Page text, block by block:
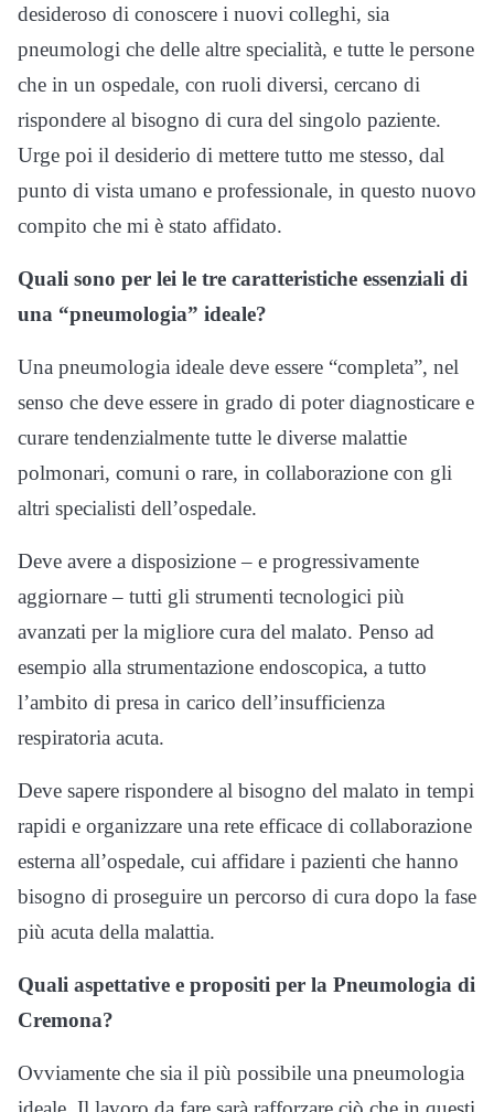
desideroso di conoscere i nuovi colleghi, sia
pneumologi che delle altre specialità, e tutte le persone
che in un ospedale, con ruoli diversi, cercano di
rispondere al bisogno di cura del singolo paziente.
Urge poi il desiderio di mettere tutto me stesso, dal
punto di vista umano e professionale, in questo nuovo
compito che mi è stato affidato.
Quali sono per lei le tre caratteristiche essenziali di
una “pneumologia” ideale?
Una pneumologia ideale deve essere “completa”, nel
senso che deve essere in grado di poter diagnosticare e
curare tendenzialmente tutte le diverse malattie
polmonari, comuni o rare, in collaborazione con gli
altri specialisti dell’ospedale.
Deve avere a disposizione – e progressivamente
aggiornare – tutti gli strumenti tecnologici più
avanzati per la migliore cura del malato. Penso ad
esempio alla strumentazione endoscopica, a tutto
l’ambito di presa in carico dell’insufficienza
respiratoria acuta.
Deve sapere rispondere al bisogno del malato in tempi
rapidi e organizzare una rete efficace di collaborazione
esterna all’ospedale, cui affidare i pazienti che hanno
bisogno di proseguire un percorso di cura dopo la fase
più acuta della malattia.
Quali aspettative e propositi per la Pneumologia di
Cremona?
Ovviamente che sia il più possibile una pneumologia